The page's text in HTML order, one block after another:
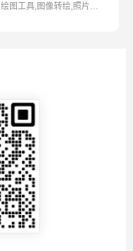
绘图工具,图像转绘,照片转